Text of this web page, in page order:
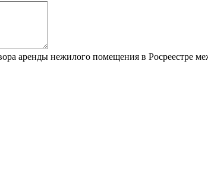
аренды нежилого помещения в Росреестре